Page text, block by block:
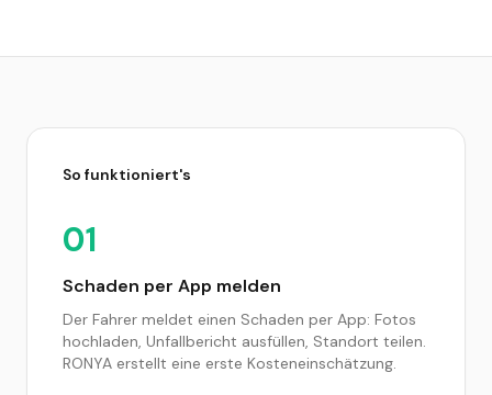
So funktioniert's
01
Schaden per App melden
Der Fahrer meldet einen Schaden per App: Fotos
hochladen, Unfallbericht ausfüllen, Standort teilen.
RONYA erstellt eine erste Kosteneinschätzung.